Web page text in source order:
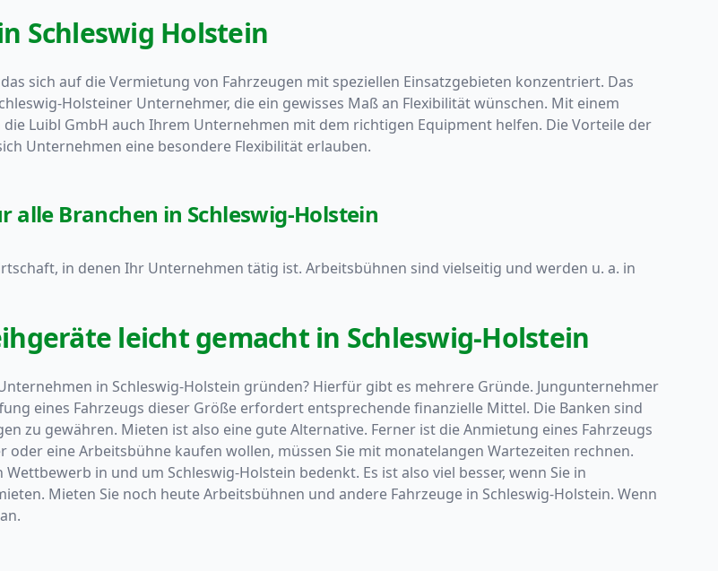
Schleswig Holstein
sich auf die Vermietung von Fahrzeugen mit speziellen Einsatzgebieten konzentriert. Das
Holsteiner Unternehmer, die ein gewisses Maß an Flexibilität wünschen. Mit einem
Luibl GmbH auch Ihrem Unternehmen mit dem richtigen Equipment helfen. Die Vorteile der
Unternehmen eine besondere Flexibilität erlauben.
alle Branchen in Schleswig-Holstein
in denen Ihr Unternehmen tätig ist. Arbeitsbühnen sind vielseitig und werden u. a. in
leicht gemacht in Schleswig-Holstein
in Schleswig-Holstein gründen? Hierfür gibt es mehrere Gründe. Jungunternehmer
eines Fahrzeugs dieser Größe erfordert entsprechende finanzielle Mittel. Die Banken sind
zu gewähren. Mieten ist also eine gute Alternative. Ferner ist die Anmietung eines Fahrzeugs
oder eine Arbeitsbühne kaufen wollen, müssen Sie mit monatelangen Wartezeiten rechnen.
in und um Schleswig-Holstein bedenkt. Es ist also viel besser, wenn Sie in
Mieten Sie noch heute Arbeitsbühnen und andere Fahrzeuge in Schleswig-Holstein. Wenn